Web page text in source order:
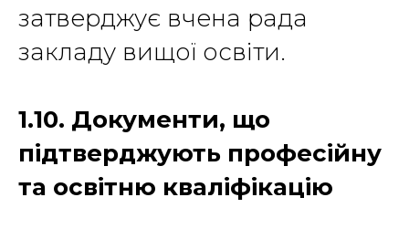
затверджує вчена рада
закладу вищої освіти.
1.10. Документи, що
підтверджують професійну
та освітню кваліфікацію